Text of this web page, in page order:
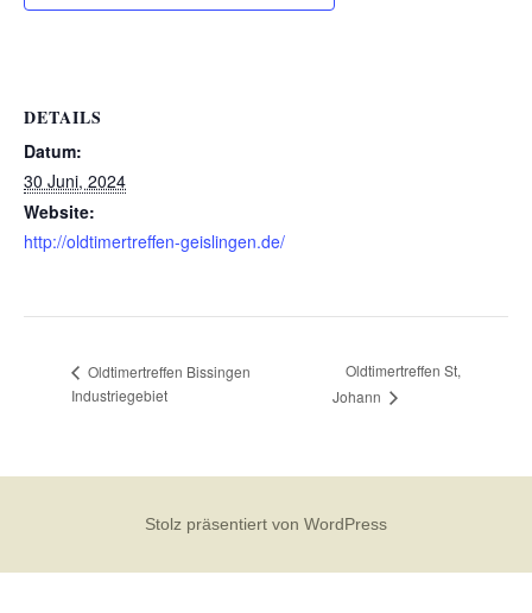
DETAILS
Datum:
30 Juni, 2024
Website:
http://oldtimertreffen-geislingen.de/
Oldtimertreffen Bissingen
Industriegebiet
Oldtimertreffen St,
Johann
Stolz präsentiert von WordPress